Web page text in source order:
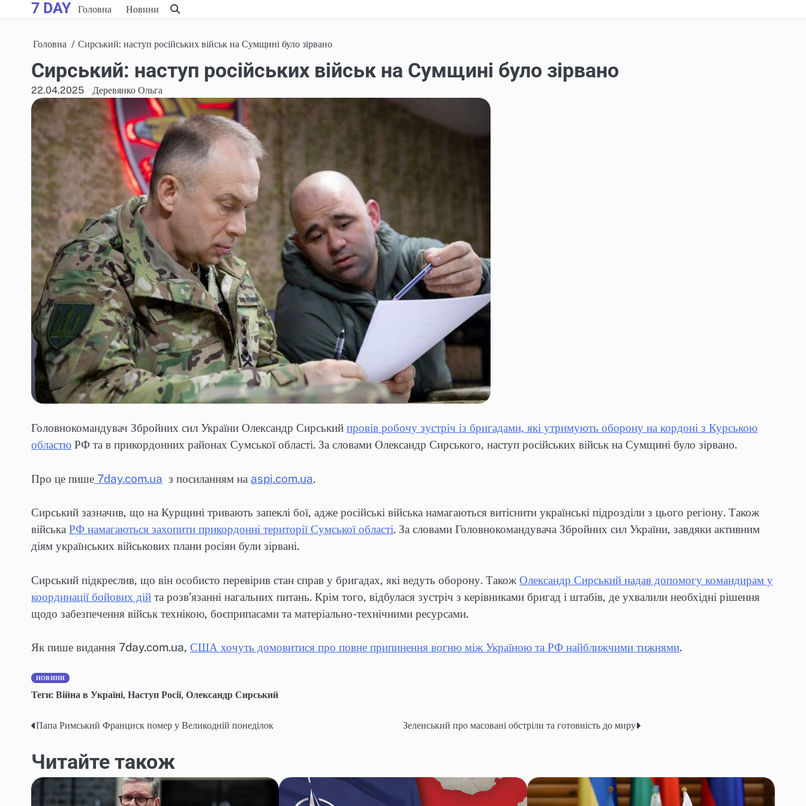
to
7 DAY Головна Новини
Головна Сирський: наступ російських військ на Сумщині було зірвано
Сирський: наступ російських військ на Сумщині було зірвано
22.04.2025 Деревянко Ольга
Головнокомандувач Збройних сил України Олександр Сирський провів робочу зустріч із бригадами, які утримують оборону на кордоні з Курською
областю РФ та в прикордонних районах Сумської області. За словами Олександр Сирського, наступ російських військ на Сумщині було зірвано.
Про це пише 7day.com.ua з посиланням на aspi.com.ua.
Сирський зазначив, що на Курщині тривають запеклі бої, адже російські війська намагаються витіснити українські підрозділи з цього регіону. Також
війська РФ намагаються захопити прикордонні території Сумської області. За словами Головнокомандувача Збройних сил України, завдяки активним
діям українських військових плани росіян були зірвані.
Сирський підкреслив, що він особисто перевірив стан справ у бригадах, які ведуть оборону. Також Олександр Сирський надав допомогу командирам у
координації бойових дій та розв’язанні нагальних питань. Крім того, відбулася зустріч з керівниками бригад і штабів, де ухвалили необхідні рішення
щодо забезпечення військ технікою, боєприпасами та матеріально-технічними ресурсами.
Як пише видання 7day.com.ua, США хочуть домовитися про повне припинення вогню між Україною та РФ найближчими тижнями.
НОВИНИ
Теги: Війна в Україні, Наступ Росії, Олександр Сирський
Навігація
записів
Папа Римський Франциск помер у Великодній понеділок Зеленський про масовані обстріли та готовність до миру
Читайте також